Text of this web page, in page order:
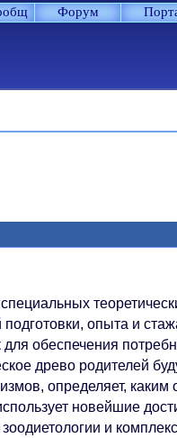
Форум
опыта и
обеспечения
древо родителей
определяет,
новейшие
и